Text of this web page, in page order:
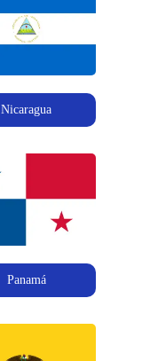
Nicaragua
Panamá